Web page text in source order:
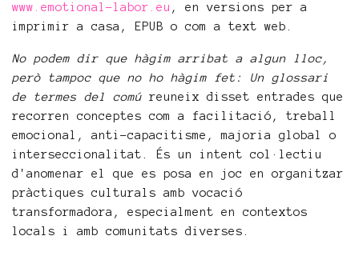
www.emotional-labor.eu , en versions per a
imprimir a casa, EPUB o com a text web.
No podem dir que hàgim arribat a algun lloc,
però tampoc que no ho hàgim fet: Un glossari
de termes del comú reuneix disset entrades que
recorren conceptes com a facilitació, treball
emocional, anti-capacitisme, majoria global o
interseccionalitat. És un intent col·lectiu
d'anomenar el que es posa en joc en organitzar
pràctiques culturals amb vocació
transformadora, especialment en contextos
locals i amb comunitats diverses.